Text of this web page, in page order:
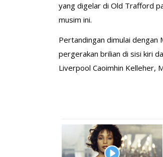
yang digelar di Old Trafford
musim ini.
Pertandingan dimulai
pergerakan brilian di sisi kiri
Liverpool Caoimhin Kelleher,